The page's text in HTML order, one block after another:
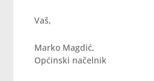
Vaš,
Marko Magdić,
Općinski načelnik